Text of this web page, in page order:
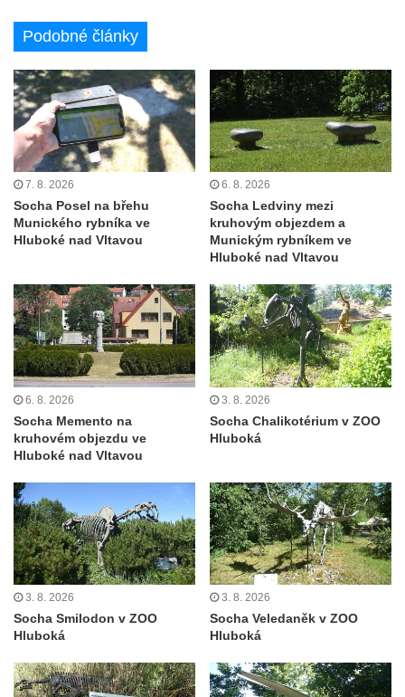
Valdštejnské lékárně na Hrnčířském
Pamětní kámen Pamět v krajině Trojmezí u
Křížové cesty na Křížovém vrchu ve
Frýdlantu
Sousoší svatého Víta, svatého Jana
Nepomuckého a svatého Václava v Děčíně
na Staroměstském mostě
Torzo pomníku Filipa Kinského u kaple
svatého Jana Nepomuckého ve Sloupu v
Čechách
Reliéf na průčelí obchodního domu čp. 849
na třídě T. G. Masaryka v Novém Boru
Reliéf Jeden den ze života horníka na
průčelí Hornického domu v Sokolově
Sousoší Kosmonauti u stanice metra Háje
Pomník v expozici Hornického muzea
Pomník Mistra Jana Husa na Husově
náměstí v Kněževsi
Socha svatého Františka Xaverského u
kostela svatého Jakuba Většího v Kněževsi
Socha sedící dívky u jezírka ve
Dvořákových sadech v Karlových Varech
ulici Dr. Edvarda Beneše ve Šluknově
Podobné články
7. 8. 2026
Socha Posel na břehu
Munického rybníka ve
Hluboké nad Vltavou
6. 8. 2026
Socha Ledviny mezi
kruhovým objezdem a
Munickým rybníkem ve
Hluboké nad Vltavou
6. 8. 2026
Socha Memento na
kruhovém objezdu ve
Hluboké nad Vltavou
3. 8. 2026
Socha Chalikotérium v ZOO
Hluboká
3. 8. 2026
Socha Smilodon v ZOO
Hluboká
3. 8. 2026
Socha Veledaněk v ZOO
Hluboká